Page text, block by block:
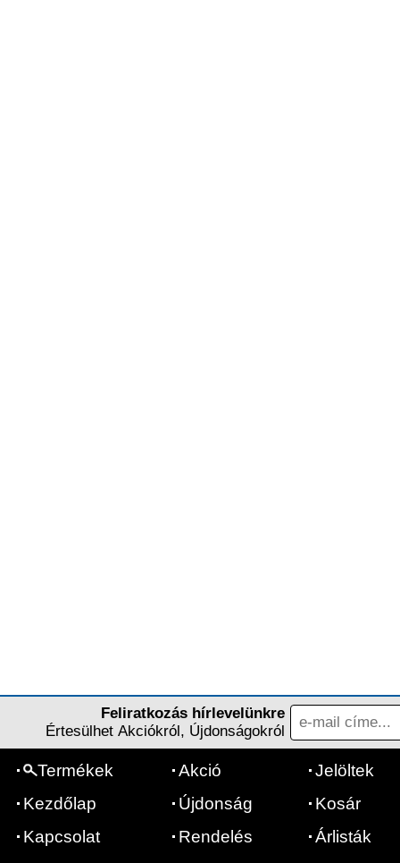
Feliratkozás hírlevelünkre
Értesülhet Akciókról, Újdonságokról
Termékek
Kezdőlap
Kapcsolat
Akció
Újdonság
Rendelés
Jelöltek
Kosár
Árlisták